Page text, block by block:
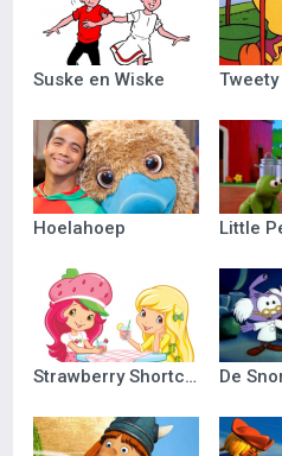
Suske en Wiske Tweety
Hoelahoep Little
Strawberry Shortcake De